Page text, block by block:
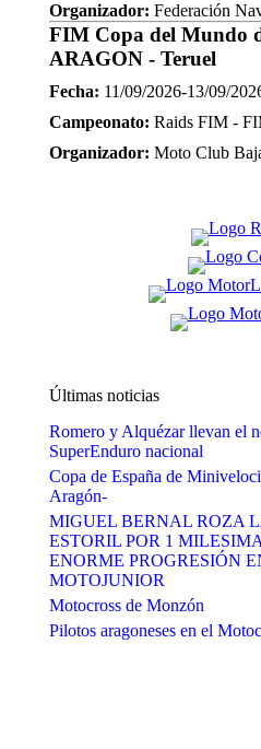
Organizador: Federación
FIM Copa del Mundo
ARAGON - Teruel
Fecha: 11/09/2026-13/09/
Campeonato: Raids FIM -
Organizador: Moto Club
Últimas noticias
Romero y Alquézar llevan el
SuperEnduro nacional
Copa de España de
Aragón-
MIGUEL BERNAL ROZA
ESTORIL POR 1
ENORME PROGRESIÓN
MOTOJUNIOR
Motocross de Monzón
Pilotos aragoneses en el